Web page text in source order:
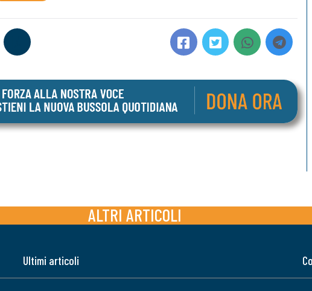
ALTRI ARTICOLI
Ultimi articoli